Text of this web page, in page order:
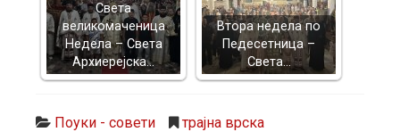
Света
великомаченица
Недела – Света
Архиерејска…
Втора недела по
Педесетница –
Света…
Поуки - совети трајна врска